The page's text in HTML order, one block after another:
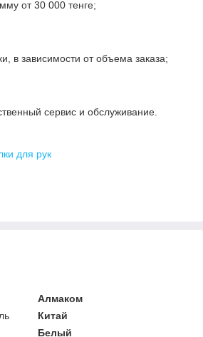
от 30 000 тенге;
в зависимости от объема заказа;
сервис и обслуживание.
для рук
Алмаком
Китай
Белый